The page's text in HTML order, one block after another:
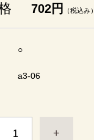
702円 （税込み）
○
a3-06
+